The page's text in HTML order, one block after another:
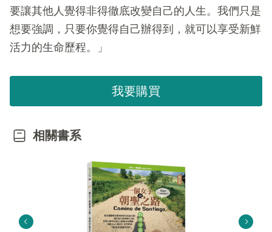
要讓其他人覺得非得徹底改變自己的人生。我們只是
想要強調，只要你覺得自己辦得到，就可以享受新鮮
活力的生命歷程。」
我要購買
相關書系